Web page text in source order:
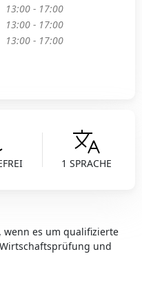
1 SPRACHE
wenn es um qualifizierte
und
13:00 - 17:00
13:00 - 17:00
13:00 - 17:00